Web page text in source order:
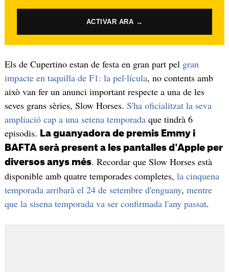
ACTIVAR ARA →
Els de Cupertino estan de festa en gran part pel gran
impacte en taquilla de F1: la pel·lícula, no contents amb
això van fer un anunci important respecte a una de les
seves grans sèries, Slow Horses. S'ha oficialitzat la seva
ampliació cap a una setena temporadaque tindrà 6
episodis.
La guanyadora de premis Emmy i
BAFTA serà present a les pantalles d'Apple per
diversos anys més. Recordar que Slow Horses està
disponible amb quatre temporades completes, la cinquena
temporada arribarà el 24 de setembre d'enguany, mentre
que la sisena temporada va ser confirmada l'any passat.